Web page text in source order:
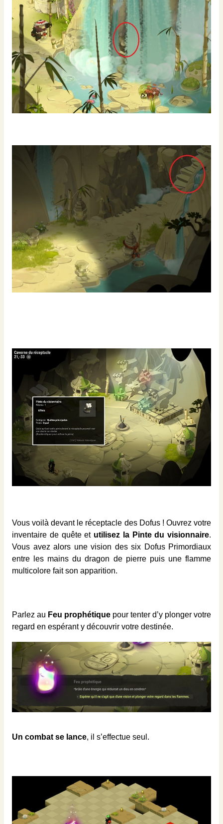
Vous voilà devant le réceptacle des Dofus ! Ouvrez votre
inventaire de quête et utilisez la Pinte du visionnaire.
Vous avez alors une vision des six Dofus Primordiaux
entre les mains du dragon de pierre puis une flamme
multicolore fait son apparition.
Parlez au Feu prophétique pour tenter d’y plonger votre
regard en espérant y découvrir votre destinée.
Un combat se lance, il s’effectue seul.